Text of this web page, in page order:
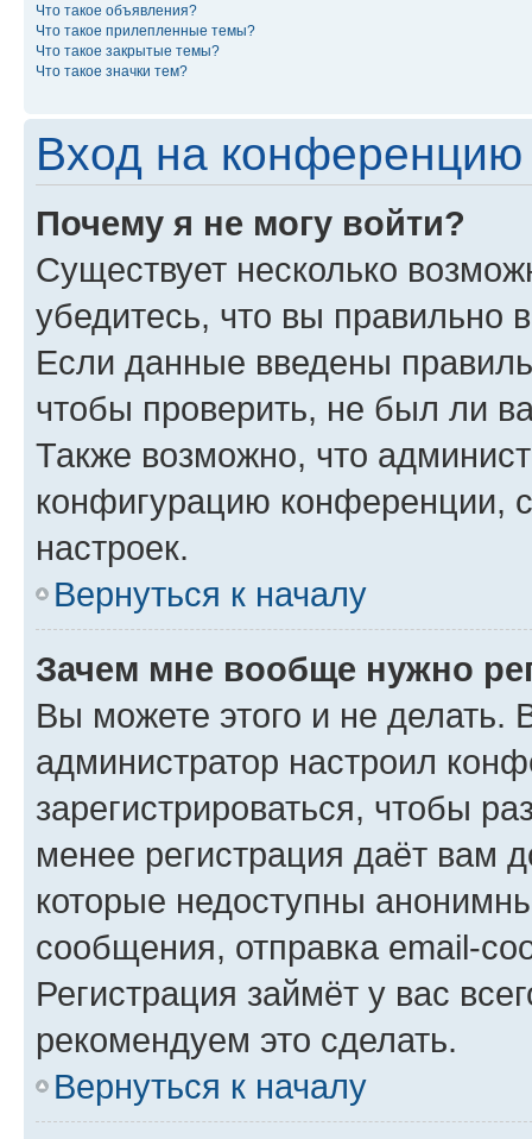
Что такое объявления?
Что такое прилепленные темы?
Что такое закрытые темы?
Что такое значки тем?
Вход на конференцию
Почему я не могу войти?
Существует несколько
убедитесь, что вы правильно
Если данные введены
чтобы проверить, не был ли
Также возможно, что
конфигурацию конференции,
настроек.
Вернуться к началу
Зачем мне вообще нужно
Вы можете этого и не делать.
администратор настроил
зарегистрироваться, чтобы
менее регистрация даёт вам
которые недоступны
сообщения, отправка email-
Регистрация займёт у вас
рекомендуем это сделать.
Вернуться к началу